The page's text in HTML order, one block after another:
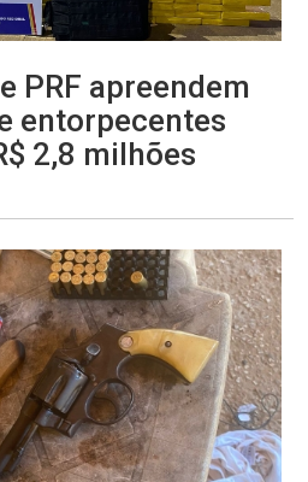
PRF apreendem
entorpecentes
2,8 milhões